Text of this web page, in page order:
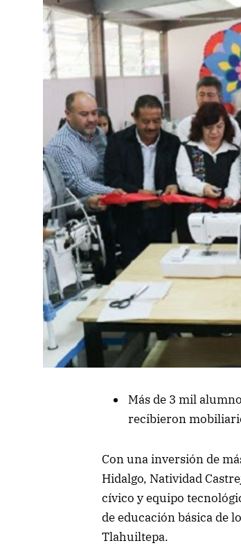
Más de 3 mil
recibieron
Con una inversión de
Hidalgo, Natividad
cívico y equipo
de educación básica de
Tlahuiltepa.